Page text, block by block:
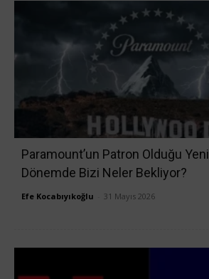
Paramount’un Patron Olduğu Yeni
Dönemde Bizi Neler Bekliyor?
Efe Kocabıyıkoğlu 31 Mayıs 2026